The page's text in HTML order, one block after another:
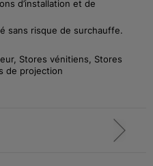
d’installation et de
sans risque de surchauffe.
Stores vénitiens, Stores
de projection